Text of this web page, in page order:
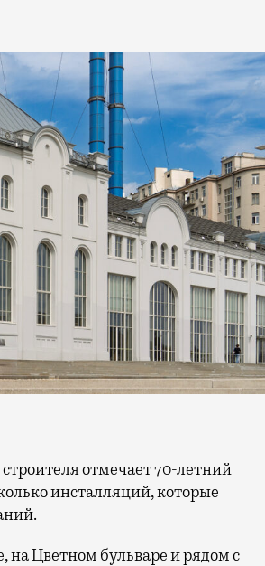
инсталляций, которые
на Цветном бульваре и рядом с